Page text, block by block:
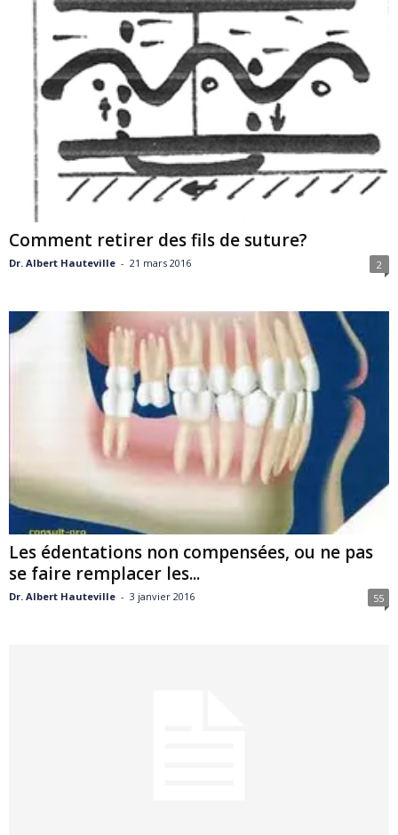
Comment retirer des fils de suture?
Dr. Albert Hauteville - 21 mars 2016 2
Les édentations non compensées, ou ne pas
se faire remplacer les...
Dr. Albert Hauteville - 3 janvier 2016 55